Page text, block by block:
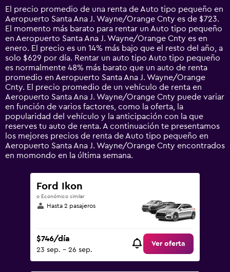
14
categories.
The
chart
has
1
Y
axis
displaying
values.
Range:
0
to
1800.
El precio promedio de una renta de Auto tipo pequeño en
Aeropuerto Santa Ana J. Wayne/Orange Cnty es de $723.
El momento más barato para rentar un Auto tipo pequeño
en Aeropuerto Santa Ana J. Wayne/Orange Cnty es en
enero. El precio es un 14% más bajo que el resto del año, a
solo $629 por día. Rentar un auto tipo Auto tipo pequeño
es normalmente 48% más barato que un auto de renta
promedio en Aeropuerto Santa Ana J. Wayne/Orange
Cnty. El precio promedio de un vehículo de renta en
Aeropuerto Santa Ana J. Wayne/Orange Cnty puede variar
en función de varios factores, como la oferta, la
popularidad del vehículo y la anticipación con la que
reserves tu auto de renta. A continuación te presentamos
los mejores precios de renta de Auto tipo pequeño en
Aeropuerto Santa Ana J. Wayne/Orange Cnty encontrados
en momondo en la última semana.
Ford Ikon
o Económico similar
Hasta 2 pasajeros
$746/día
23 sep. - 26 sep.
Ver oferta